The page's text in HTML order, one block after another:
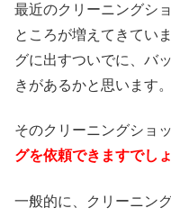
最近のクリーニングシ
ところが増えてきてい
グに出すついでに、バ
きがあるかと思います。
そのクリーニングショッ
グを依頼できますでし
一般的に、クリーニン